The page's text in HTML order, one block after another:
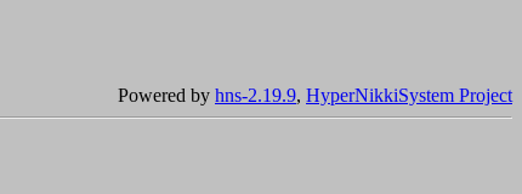
Powered by hns-2.19.9, HyperNikkiSystem Project